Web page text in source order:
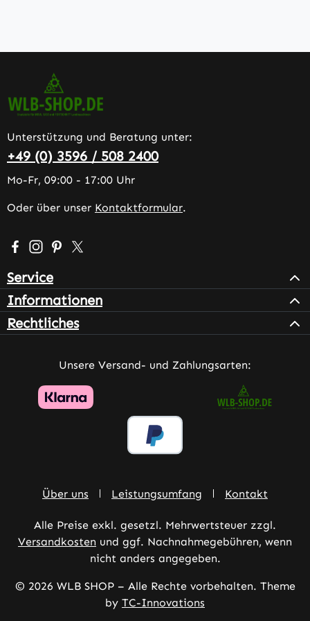
Unterstützung und Beratung unter:
+49 (0) 3596 / 508 2400
Mo-Fr, 09:00 - 17:00 Uhr
Oder über unser Kontaktformular.
Besuche uns auf Facebook – öffnet in neuem Tab
Schau auf Instagram vorbei – öffnet in neuem Tab
Lass dich auf Pinterest inspirieren – öffnet in
Folge uns auf X – öffnet in neuem Tab
Service
Informationen
Rechtliches
Unsere Versand- und Zahlungsarten:
Über uns Leistungsumfang Kontakt
Alle Preise exkl. gesetzl. Mehrwertsteuer zzgl.
Versandkosten und ggf. Nachnahmegebühren, wenn
nicht anders angegeben.
© 2026 WLB SHOP – Alle Rechte vorbehalten. Theme
by TC-Innovations